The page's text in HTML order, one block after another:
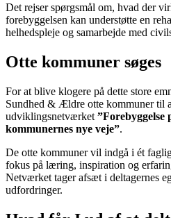
Det rejser spørgsmål om, hvad der
forebyggelsen kan understøtte en
helhedspleje og samarbejde med
Otte kommuner søges
For at blive klogere på dette store
Sundhed & Ældre otte kommuner til
udviklingsnetværket
kommunernes nye veje”.
De otte kommuner vil indgå i ét
fokus på læring, inspiration og
Netværket tager afsæt i deltagernes
udfordringer.